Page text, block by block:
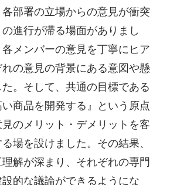
部署の立場からの意見が衝突
進行が滞る場面がありまし
メンバーの意見を丁寧にヒア
の意見の背景にある意図や懸
。そして、共通の目標である
い商品を開発する』という原点
のメリット・デメリットを客
場を設けました。その結果、
解が深まり、それぞれの専門
的な議論ができるようにな